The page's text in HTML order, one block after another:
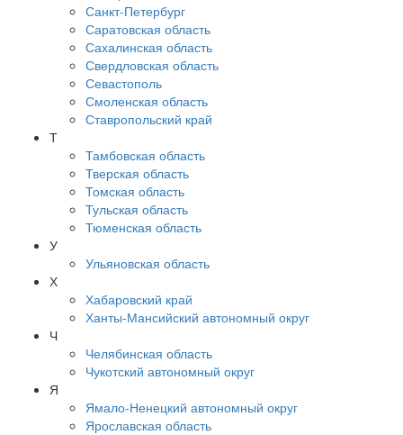
Санкт-Петербург
Саратовская область
Сахалинская область
Свердловская область
Севастополь
Смоленская область
Ставропольский край
Т
Тамбовская область
Тверская область
Томская область
Тульская область
Тюменская область
У
Ульяновская область
Х
Хабаровский край
Ханты-Мансийский автономный округ
Ч
Челябинская область
Чукотский автономный округ
Я
Ямало-Ненецкий автономный округ
Ярославская область